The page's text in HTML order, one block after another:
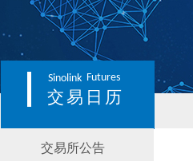
Sinolink Futures
交易日历
交易所公告